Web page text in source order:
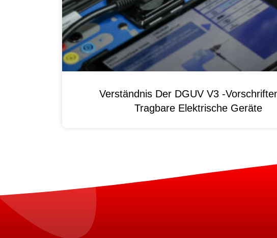
Verständnis Der DGUV V3 -
Tragbare Elektrische Geräte